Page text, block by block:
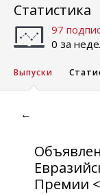
Статистика
97
0 за
Выпуски
←
Премии